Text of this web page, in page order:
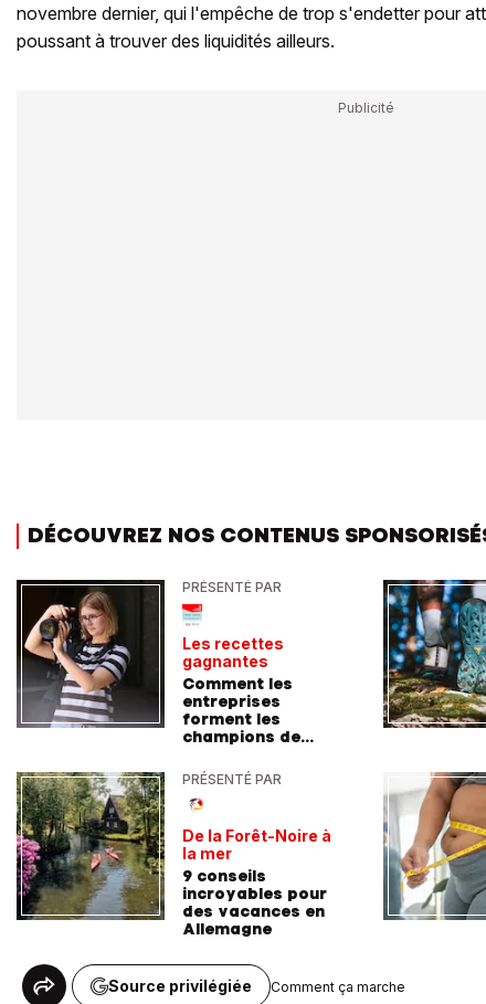
novembre dernier, qui l'empêche de trop s'endetter pour
poussant à trouver des liquidités ailleurs.
DÉCOUVREZ NOS CONTENUS
PRÉSENTÉ PAR
Les recettes
gagnantes
Comment les
entreprises
forment les
champions de
PRÉSENTÉ PAR
De la Forêt-Noire à
la mer
9 conseils
incroyables pour
des vacances en
Allemagne
Source privilégiée Comment ça marche